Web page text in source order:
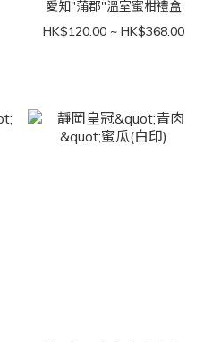
愛知"蒲郡"溫室蜜柑禮盒
HK$120.00 ~ HK$368.00